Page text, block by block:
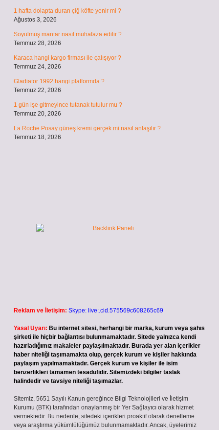
1 hafta dolapta duran çiğ köfte yenir mi ?
Ağustos 3, 2026
Soyulmuş mantar nasıl muhafaza edilir ?
Temmuz 28, 2026
Karaca hangi kargo firması ile çalışıyor ?
Temmuz 24, 2026
Gladiator 1992 hangi platformda ?
Temmuz 22, 2026
1 gün işe gitmeyince tutanak tutulur mu ?
Temmuz 20, 2026
La Roche Posay güneş kremi gerçek mi nasıl anlaşılır ?
Temmuz 18, 2026
Reklam ve İletişim: Skype: live:.cid.575569c608265c69
Yasal Uyarı: Bu internet sitesi, herhangi bir marka, kurum veya şahıs
şirketi ile hiçbir bağlantısı bulunmamaktadır. Sitede yalnızca kendi
hazırladığımız makaleler paylaşılmaktadır. Burada yer alan içerikler
haber niteliği taşımamakta olup, gerçek kurum ve kişiler hakkında
paylaşım yapılmamaktadır. Gerçek kurum ve kişiler ile isim
benzerlikleri tamamen tesadüfidir. Sitemizdeki bilgiler taslak
halindedir ve tavsiye niteliği taşımazlar.
Sitemiz, 5651 Sayılı Kanun gereğince Bilgi Teknolojileri ve İletişim
Kurumu (BTK) tarafından onaylanmış bir Yer Sağlayıcı olarak hizmet
vermektedir. Bu nedenle, sitedeki içerikleri proaktif olarak denetleme
veya araştırma yükümlülüğümüz bulunmamaktadır. Ancak, üyelerimiz